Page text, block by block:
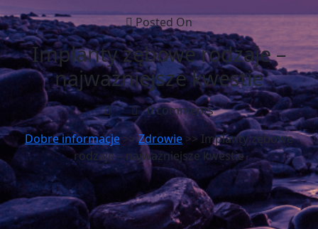
Posted On
Implanty zębowe rodzaje –
najważniejsze kwestie
0 comments
Dobre informacje>>Zdrowie >> Implanty zębowe
rodzaje – najważniejsze kwestie